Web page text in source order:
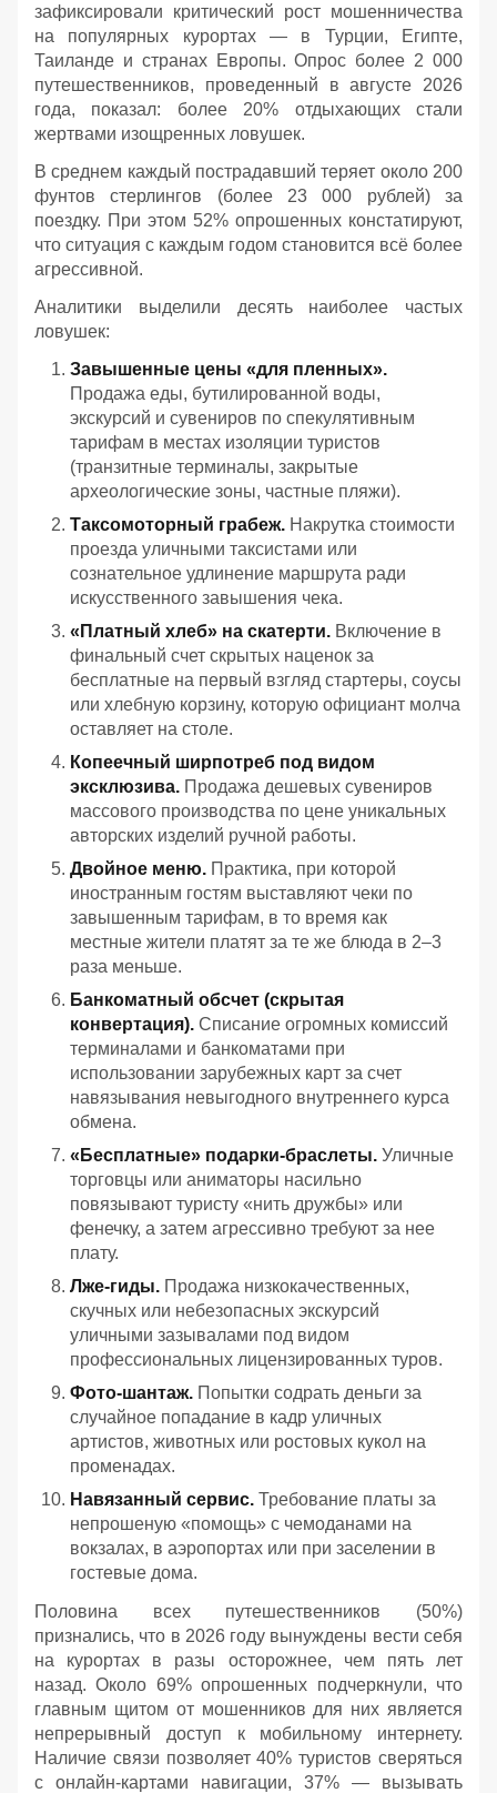
зафиксировали критический рост мошенничества
на популярных курортах — в Турции, Египте,
Таиланде и странах Европы. Опрос более 2 000
путешественников, проведенный в августе 2026
года, показал: более 20% отдыхающих стали
жертвами изощренных ловушек.
В среднем каждый пострадавший теряет около 200
фунтов стерлингов (более 23 000 рублей) за
поездку. При этом 52% опрошенных констатируют,
что ситуация с каждым годом становится всё более
агрессивной.
Аналитики выделили десять наиболее частых
ловушек:
Завышенные цены «для пленных».
Продажа еды, бутилированной воды,
экскурсий и сувениров по спекулятивным
тарифам в местах изоляции туристов
(транзитные терминалы, закрытые
археологические зоны, частные пляжи).
Таксомоторный грабеж. Накрутка стоимости
проезда уличными таксистами или
сознательное удлинение маршрута ради
искусственного завышения чека.
«Платный хлеб» на скатерти. Включение в
финальный счет скрытых наценок за
бесплатные на первый взгляд стартеры, соусы
или хлебную корзину, которую официант молча
оставляет на столе.
Копеечный ширпотреб под видом
эксклюзива. Продажа дешевых сувениров
массового производства по цене уникальных
авторских изделий ручной работы.
Двойное меню. Практика, при которой
иностранным гостям выставляют чеки по
завышенным тарифам, в то время как
местные жители платят за те же блюда в 2–3
раза меньше.
Банкоматный обсчет (скрытая
конвертация). Списание огромных комиссий
терминалами и банкоматами при
использовании зарубежных карт за счет
навязывания невыгодного внутреннего курса
обмена.
«Бесплатные» подарки-браслеты. Уличные
торговцы или аниматоры насильно
повязывают туристу «нить дружбы» или
фенечку, а затем агрессивно требуют за нее
плату.
Лже-гиды. Продажа низкокачественных,
скучных или небезопасных экскурсий
уличными зазывалами под видом
профессиональных лицензированных туров.
Фото-шантаж. Попытки содрать деньги за
случайное попадание в кадр уличных
артистов, животных или ростовых кукол на
променадах.
Навязанный сервис. Требование платы за
непрошеную «помощь» с чемоданами на
вокзалах, в аэропортах или при заселении в
гостевые дома.
Половина всех путешественников (50%)
признались, что в 2026 году вынуждены вести себя
на курортах в разы осторожнее, чем пять лет
назад. Около 69% опрошенных подчеркнули, что
главным щитом от мошенников для них является
непрерывный доступ к мобильному интернету.
Наличие связи позволяет 40% туристов сверяться
с онлайн-картами навигации, 37% — вызывать